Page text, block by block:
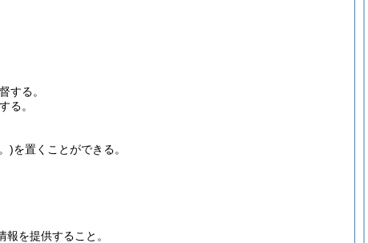
する。
る。
)を置くことができる。
を提供すること。